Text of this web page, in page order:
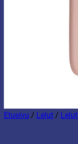
Etusivu / Lelut / Lelut